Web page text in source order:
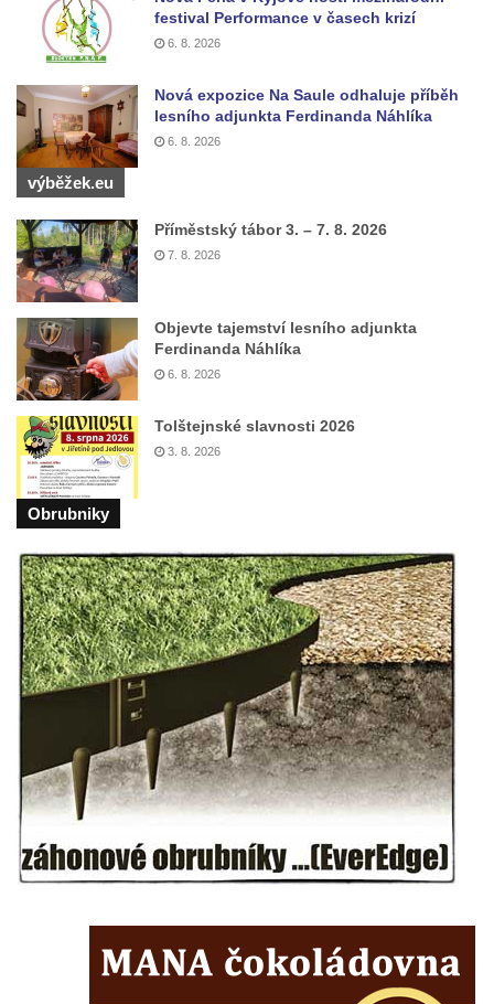
Kaple u kostela svatého Jakuba Většího
(Staršího) u Lahovic
Kostel svatého Jakuba Většího (Staršího) u
Lahovic
Kostel svatých Petra a Pavla v Želkovicích
Kaple Panny Marie Bolestné v Benešově
nad Ploučnicí
Kostel Narození Panny Marie v Benešově
nad Ploučnicí
Benešově nad Ploučnicí
Kostel svaté Anny v Tisé
Šumburku nad Desnou – Tanvaldu
Hřbitovní kaple v Šumburku nad Desnou –
Tanvaldu
Riedlova hrobka v Desné
Kaple svaté Alžběty Durynské v Dolních
Křečanech
Márnice nového hřbitova ve Starých
Křečanech
Bývalá márnice u hřbitova v Dubé
Kostel Nalezení svatého Kříže v Dubé
Kostel Nanebevzetí Panny Marie v
Úněticích
Kostel svatého Klementa v Levém Hradci
Polsko)
Skalní kaple Nejsvětější Trojice u Česká
festival Performance v časech krizí
6. 8. 2026
Nová expozice Na Saule odhaluje příběh
lesního adjunkta Ferdinanda Náhlíka
6. 8. 2026
výběžek.eu
Příměstský tábor 3. – 7. 8. 2026
7. 8. 2026
Objevte tajemství lesního adjunkta
Ferdinanda Náhlíka
6. 8. 2026
Tolštejnské slavnosti 2026
3. 8. 2026
Obrubniky